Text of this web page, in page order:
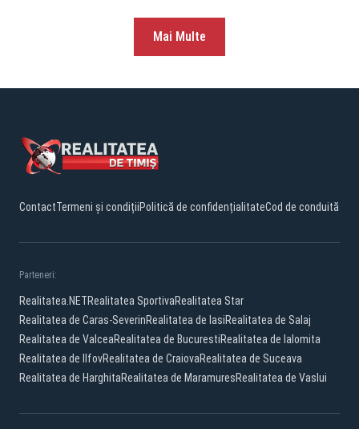
Mai Multe
ContactTermeni și condițiiPolitică de confidențialitateCod de conduită
Parteneri:
Realitatea.NETRealitatea SportivaRealitatea Star
Realitatea de Caras-SeverinRealitatea de IasiRealitatea de Salaj
Realitatea de ValceaRealitatea de BucurestiRealitatea de Ialomita
Realitatea de IlfovRealitatea de CraiovaRealitatea de Suceava
Realitatea de HarghitaRealitatea de MaramuresRealitatea de Vaslui